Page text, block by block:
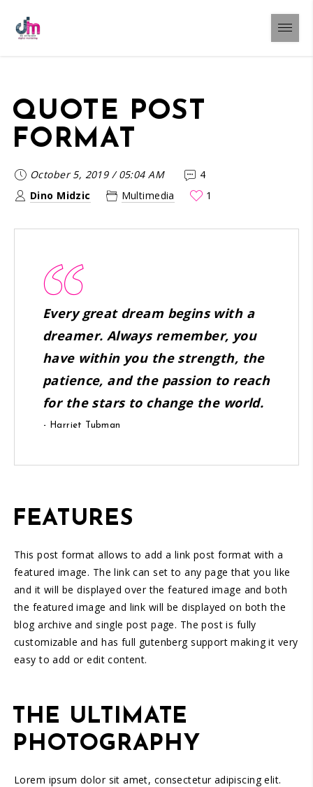
QUOTE POST
FORMAT
October 5, 2019/05:04 AM
4
Dino Midzic
Multimedia 1
Every great dream begins with a
dreamer. Always remember, you
have within you the strength, the
patience, and the passion to reach
for the stars to change the world.
- Harriet Tubman
FEATURES
This post format allows to add a link post format with a
featured image. The link can set to any page that you like
and it will be displayed over the featured image and both
the featured image and link will be displayed on both the
blog archive and single post page. The post is fully
customizable and has full gutenberg support making it very
easy to add or edit content.
THE ULTIMATE
PHOTOGRAPHY
Lorem ipsum dolor sit amet, consectetur adipiscing elit.